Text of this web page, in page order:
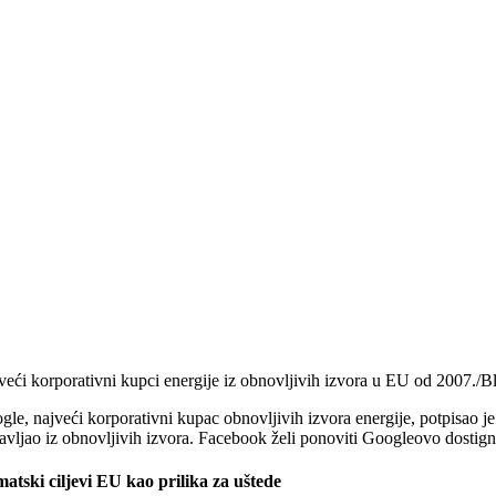
korporativni kupci energije iz obnovljivih izvora u EU od 2007./
najveći korporativni kupac obnovljivih izvora energije, potpisao
iz obnovljivih izvora. Facebook želi ponoviti Googleovo
ciljevi EU kao prilika za uštede